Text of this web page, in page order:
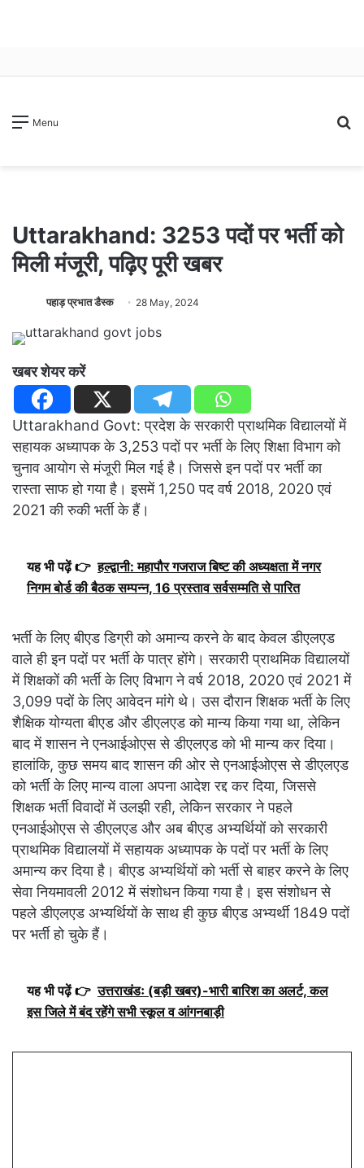
Menu
Uttarakhand: 3253 पदों पर भर्ती को
मिली मंजूरी, पढ़िए पूरी खबर
पहाड़ प्रभात डैस्क 28 May, 2024
खबर शेयर करें
Uttarakhand Govt: प्रदेश के सरकारी प्राथमिक विद्यालयों में
सहायक अध्यापक के 3,253 पदों पर भर्ती के लिए शिक्षा विभाग को
चुनाव आयोग से मंजूरी मिल गई है। जिससे इन पदों पर भर्ती का
रास्ता साफ हो गया है। इसमें 1,250 पद वर्ष 2018, 2020 एवं
2021 की रुकी भर्ती के हैं।
यह भी पढ़ें 👉 हल्द्वानी: महापौर गजराज बिष्ट की अध्यक्षता में नगर
निगम बोर्ड की बैठक सम्पन्न, 16 प्रस्ताव सर्वसम्मति से पारित
भर्ती के लिए बीएड डिग्री को अमान्य करने के बाद केवल डीएलएड
वाले ही इन पदों पर भर्ती के पात्र होंगे। सरकारी प्राथमिक विद्यालयों
में शिक्षकों की भर्ती के लिए विभाग ने वर्ष 2018, 2020 एवं 2021 में
3,099 पदों के लिए आवेदन मांगे थे। उस दौरान शिक्षक भर्ती के लिए
शैक्षिक योग्यता बीएड और डीएलएड को मान्य किया गया था, लेकिन
बाद में शासन ने एनआईओएस से डीएलएड को भी मान्य कर दिया।
हालांकि, कुछ समय बाद शासन की ओर से एनआईओएस से डीएलएड
को भर्ती के लिए मान्य वाला अपना आदेश रद्द कर दिया, जिससे
शिक्षक भर्ती विवादों में उलझी रही, लेकिन सरकार ने पहले
एनआईओएस से डीएलएड और अब बीएड अभ्यर्थियों को सरकारी
प्राथमिक विद्यालयों में सहायक अध्यापक के पदों पर भर्ती के लिए
अमान्य कर दिया है। बीएड अभ्यर्थियों को भर्ती से बाहर करने के लिए
सेवा नियमावली 2012 में संशोधन किया गया है। इस संशोधन से
पहले डीएलएड अभ्यर्थियों के साथ ही कुछ बीएड अभ्यर्थी 1849 पदों
पर भर्ती हो चुके हैं।
यह भी पढ़ें 👉 उत्तराखंडः (बड़ी खबर)-भारी बारिश का अलर्ट, कल
इस जिले में बंद रहेंगे सभी स्कूल व आंगनबाड़ी